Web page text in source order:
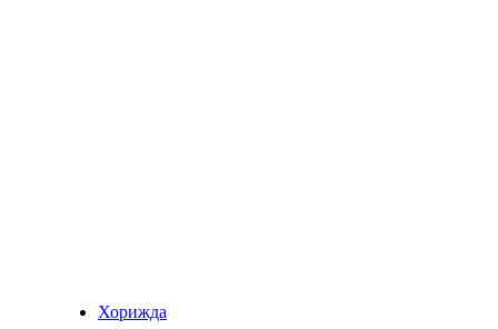
Хорижда